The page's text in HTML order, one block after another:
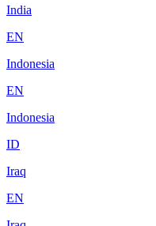
India
EN
Indonesia
EN
Indonesia
ID
Iraq
EN